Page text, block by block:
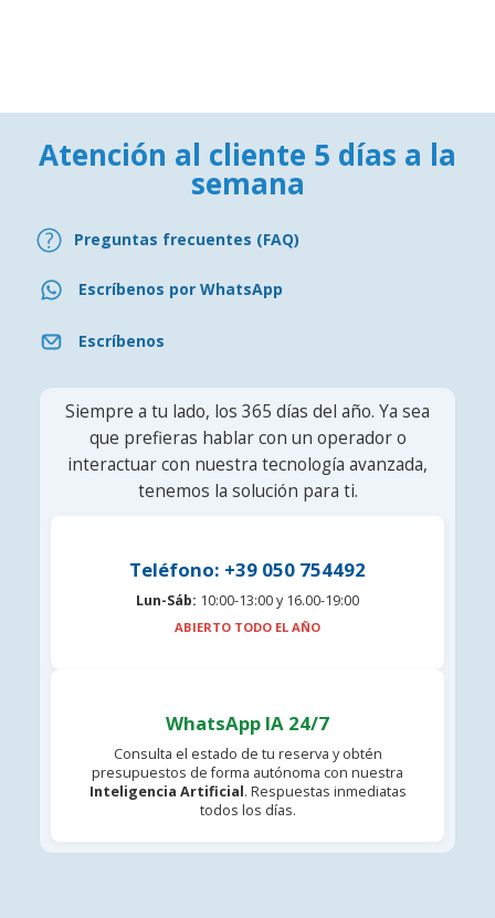
Atención al cliente 5 días a la
semana
Preguntas frecuentes (FAQ)
Escríbenos por WhatsApp
Escríbenos
Siempre a tu lado, los 365 días del año. Ya sea
que prefieras hablar con un operador o
interactuar con nuestra tecnología avanzada,
tenemos la solución para ti.
Teléfono: +39 050 754492
Lun-Sáb: 10:00-13:00 y 16.00-19:00
ABIERTO TODO EL AÑO
WhatsApp IA 24/7
Consulta el estado de tu reserva y obtén
presupuestos de forma autónoma con nuestra
Inteligencia Artificial. Respuestas inmediatas
todos los días.